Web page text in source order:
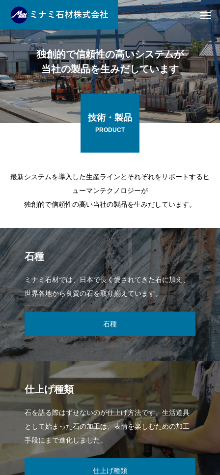
独創的で信頼性の高いシステムが
当社の製品を生みだしています
技術・製品
PRODUCT
最新システムを導入した生産ラインとそれぞれをサポートするヒ
ューマンテクノロジーが
独創的で信頼性の高い当社の製品を生みだしています。
石種
ミナミ石材では、日本で長く愛されてきた石に加え、
世界各地から良質の石を取り揃えています。
石種
仕上げ種類
石を語る際はずせないのが仕上げ方法です。生活道具
として始まった石の加工は、表情を楽しむための加工
手段にまで進化しました。
仕上げ種類